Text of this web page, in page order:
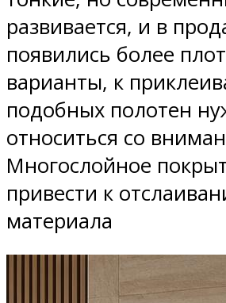
развивается, и в
появились более
варианты, к
подобных полотен
относиться со
Многослойное
привести к
материала